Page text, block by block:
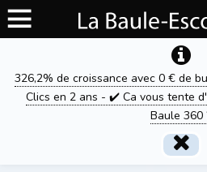
326,2% de croissance avec 0 € de
Clics en 2 ans - ✔️ Ca vous tente
Baule 360